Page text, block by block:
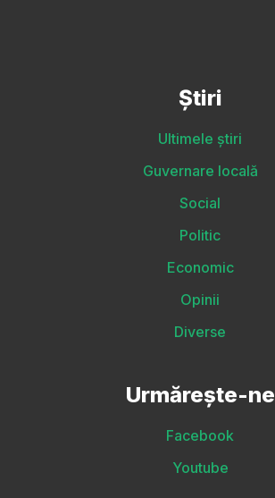
Știri
Ultimele știri
Guvernare locală
Social
Politic
Economic
Opinii
Diverse
Urmărește-ne
Facebook
Youtube